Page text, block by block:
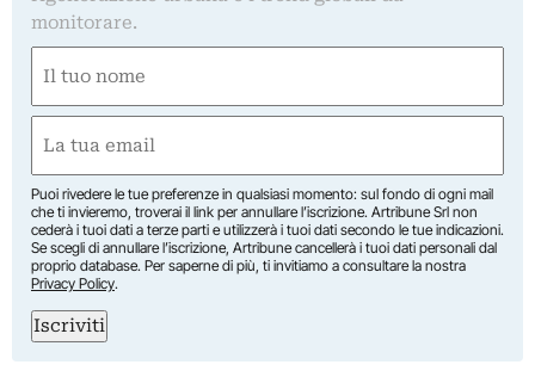
monitorare.
(Obbligatorio)
Nome
(Obbligatorio)
Puoi rivedere le tue preferenze in qualsiasi momento: sul fondo di ogni mail
che ti invieremo, troverai il link per annullare l’iscrizione. Artribune Srl non
cederà i tuoi dati a terze parti e utilizzerà i tuoi dati secondo le tue indicazioni.
Se scegli di annullare l’iscrizione, Artribune cancellerà i tuoi dati personali dal
proprio database. Per saperne di più, ti invitiamo a consultare la nostra
Privacy Policy.
Iscriviti